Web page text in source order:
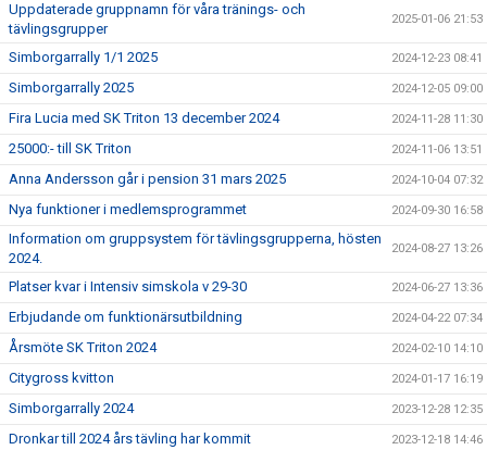
Uppdaterade gruppnamn för våra tränings- och
tävlingsgrupper
2025-01-06 21:53
Simborgarrally 1/1 2025 2024-12-23 08:41
Simborgarrally 2025 2024-12-05 09:00
Fira Lucia med SK Triton 13 december 2024 2024-11-28 11:30
25000:- till SK Triton 2024-11-06 13:51
Anna Andersson går i pension 31 mars 2025 2024-10-04 07:32
Nya funktioner i medlemsprogrammet 2024-09-30 16:58
Information om gruppsystem för tävlingsgrupperna, hösten
2024.
2024-08-27 13:26
Platser kvar i Intensiv simskola v 29-30 2024-06-27 13:36
Erbjudande om funktionärsutbildning 2024-04-22 07:34
Årsmöte SK Triton 2024 2024-02-10 14:10
Citygross kvitton 2024-01-17 16:19
Simborgarrally 2024 2023-12-28 12:35
Dronkar till 2024 års tävling har kommit 2023-12-18 14:46